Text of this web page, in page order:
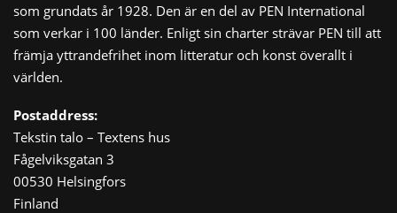
som grundats år 1928. Den är en del av PEN International
som verkar i 100 länder. Enligt sin charter strävar PEN till att
främja yttrandefrihet inom litteratur och konst överallt i
världen.
Postaddress:
Tekstin talo – Textens hus
Fågelviksgatan 3
00530 Helsingfors
Finland